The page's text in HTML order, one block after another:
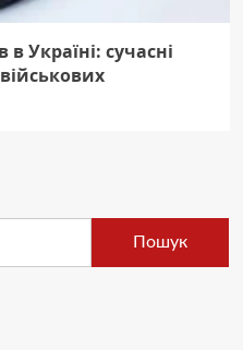
Україні: сучасні
Пошук